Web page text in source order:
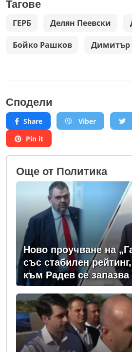
Тагове
ГЕРБ Делян Пеевски
Бойко Рашков Димитър
Сподели
Share Viber
Pin it
Oще от Политика
Ново проучване на
със стабилен
към Радев се запазва